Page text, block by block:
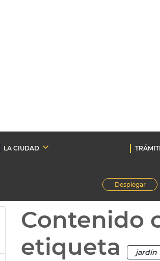
LA CIUDAD
Desplegar
Contenido
etiqueta
jardín